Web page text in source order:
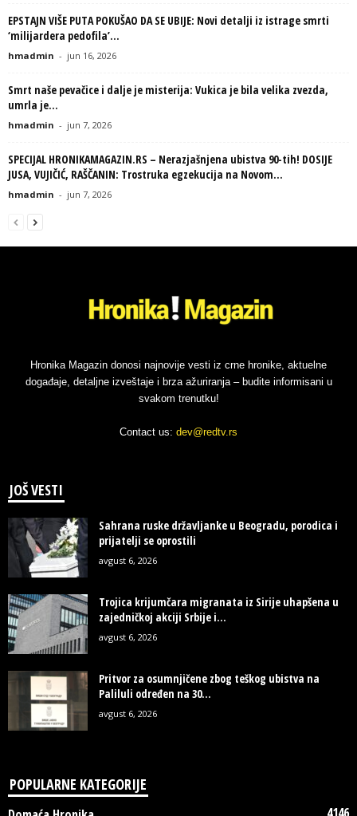
EPSTAJN VIŠE PUTA POKUŠAO DA SE UBIJE: Novi detalji iz istrage smrti
‘milijardera pedofila’...
hmadmin - jun 16, 2026
Smrt naše pevačice i dalje je misterija: Vukica je bila velika zvezda,
umrla je...
hmadmin - jun 7, 2026
SPECIJAL HRONIKAMAGAZIN.RS – Nerazjašnjena ubistva 90-tih! DOSIJE
JUSA, VUJIČIĆ, RAŠČANIN: Trostruka egzekucija na Novom...
hmadmin - jun 7, 2026
Hronika Magazin donosi najnovije vesti iz crne hronike, aktuelne
događaje, detaljne izveštaje i brza ažuriranja – budite informisani u
svakom trenutku!
Contact us: dev@redtv.rs
JOŠ VESTI
Sahrana ruske državljanke u Beogradu, porodica i
prijatelji se oprostili
avgust 6, 2026
Trojica krijumčara migranata iz Sirije uhapšena u
zajedničkoj akciji Srbije i...
avgust 6, 2026
Pritvor za osumnjičene zbog teškog ubistva na
Paliluli određen na 30...
avgust 6, 2026
POPULARNE KATEGORIJE